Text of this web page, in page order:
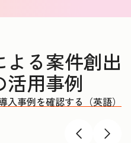
る案件創出
活用事例
入事例を確認する（英語）